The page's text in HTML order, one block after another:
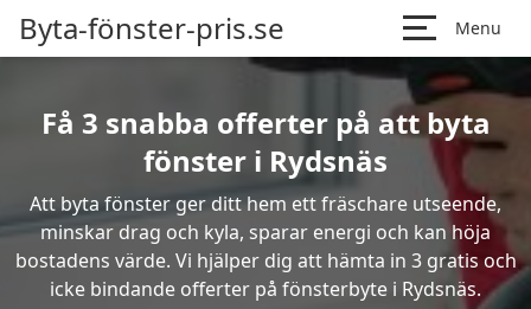
Byta-fönster-pris.se Menu
Få 3 snabba offerter på att byta
fönster i Rydsnäs
Att byta fönster ger ditt hem ett fräschare utseende,
minskar drag och kyla, sparar energi och kan höja
bostadens värde. Vi hjälper dig att hämta in 3 gratis och
icke bindande offerter på fönsterbyte i Rydsnäs.